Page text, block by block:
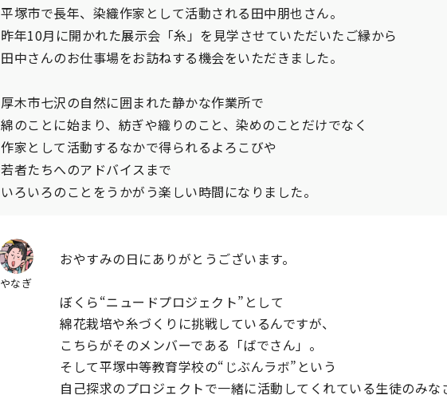
平塚市で長年、染織作家として活動される田中朋也さん。
昨年10月に開かれた展示会「糸」を見学させていただいたご縁から
田中さんのお仕事場をお訪ねする機会をいただきました。
厚木市七沢の自然に囲まれた静かな作業所で
綿のことに始まり、紡ぎや織りのこと、染めのことだけでなく
作家として活動するなかで得られるよろこびや
若者たちへのアドバイスまで
いろいろのことをうかがう楽しい時間になりました。
やなぎ
おやすみの日にありがとうございます。
ぼくら“ニュードプロジェクト”として
綿花栽培や糸づくりに挑戦しているんですが、
こちらがそのメンバーである「ばでさん」。
そして平塚中等教育学校の“じぶんラボ”という
自己探求のプロジェクトで一緒に活動してくれている生徒のみな